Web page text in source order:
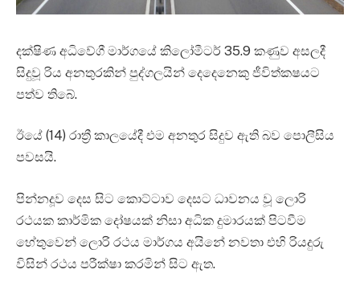
දක්ෂිණ අධිවේගී මාර්ගයේ කිලෝමීටර් 35.9 කණුව අසලදී
සිදුවූ රිය අනතුරකින් පුද්ගලයින් දෙදෙනෙකු ජීවිත්කෂයට
පත්ව තිබේ.
ඊයේ (14) රාත්‍රී කාලයේදී එම අනතුර සිදුව ඇති බව පොලීසිය
පවසයි.
පින්නදූව දෙස සිට කොට්ටාව දෙසට ධාවනය වූ ලොරි
රථයක කාර්මික දෝෂයක් නිසා අධික දුමාරයක් පිටවීම
හේතුවෙන් ලොරි රථය මාර්ගය අයිනේ නවතා එහි රියදුරු
විසින් රථය පරීක්ෂා කරමින් සිට ඇත.